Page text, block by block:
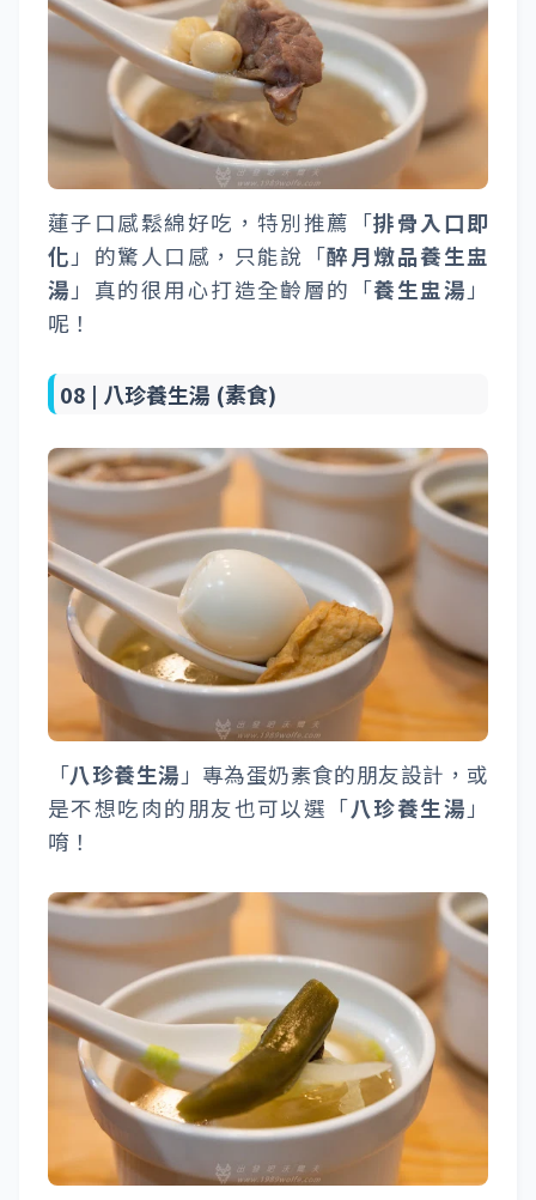
蓮子口感鬆綿好吃，特別推薦「排骨入口即
化 」的驚人口感，只能說「醉月燉品養生盅
湯 」真的很用心打造全齡層的「養生盅湯 」
呢！
08 | 八珍養生湯 (素食)
「八珍養生湯」專為蛋奶素食的朋友設計，或
是不想吃肉的朋友也可以選「八珍養生湯」
唷！